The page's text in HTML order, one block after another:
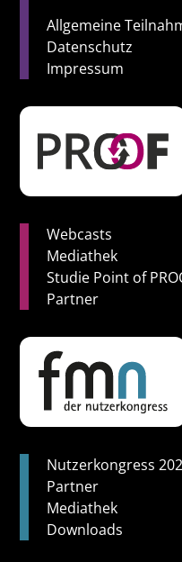
Allgemeine
Datenschutz
Impressum
Webcasts
Mediathek
Studie Point of
Partner
Nutzerkongress
Partner
Mediathek
Downloads